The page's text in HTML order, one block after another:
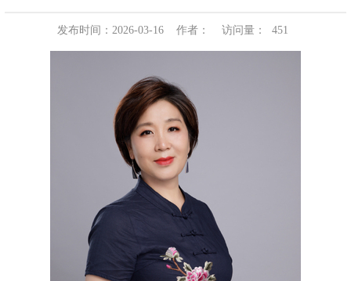
发布时间：2026-03-16 作者： 访问量： 451